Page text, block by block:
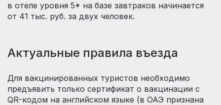
в отеле уровня 5* на базе завтраков начинается
от 41 тыс. руб. за двух человек.
Актуальные правила въезда
Для вакцинированных туристов необходимо
предъявить только сертификат о вакцинации с
QR-кодом на английском языке (в ОАЭ признана